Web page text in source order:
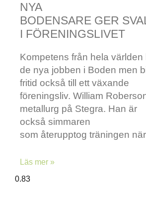
NYA
BODENSARE GER
I FÖRENINGSLIVET
Kompetens från hela världen
de nya jobben i Boden men
fritid också till ett växande
föreningsliv. William
metallurg på Stegra. Han är
också simmaren
som återupptog träningen när
Läs mer »